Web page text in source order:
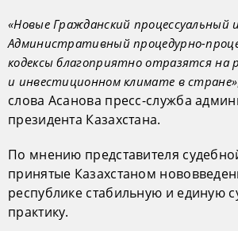
«Новые Гражданский процессуальный и
Административный процедурно-
кодексы благоприятно отразятся на
и инвестиционном климате в стране»
слова Асанова пресс-служба
президента Казахстана.
По мнению представителя
принятые Казахстаном
республике стабильную и единую
практику.